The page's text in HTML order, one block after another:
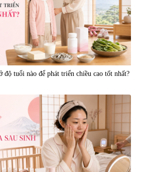
độ tuổi nào để phát triển chiều cao tốt nhất?